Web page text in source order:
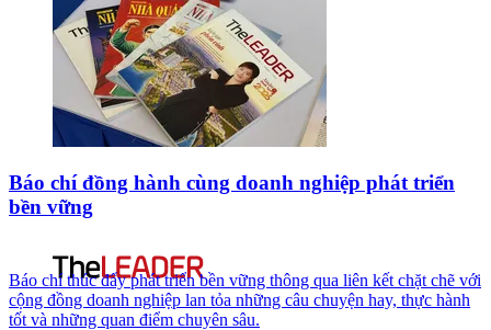
Báo chí đồng hành cùng doanh nghiệp phát triển
bền vững
Báo chí thúc đẩy phát triển bền vững thông qua liên kết chặt chẽ với
cộng đồng doanh nghiệp lan tỏa những câu chuyện hay, thực hành
tốt và những quan điểm chuyên sâu.